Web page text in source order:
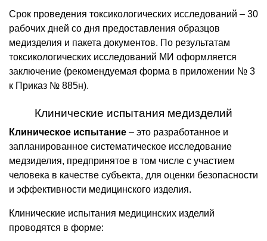
Срок проведения токсикологических исследований – 30
рабочих дней со дня предоставления образцов
медизделия и пакета документов. По результатам
токсикологических исследований МИ оформляется
заключение (рекомендуемая форма в приложении № 3
к Приказ № 885н).
Клинические испытания медизделий
Клиническое испытание – это разработанное и
запланированное систематическое исследование
медзиделия, предпринятое в том числе с участием
человека в качестве субъекта, для оценки безопасности
и эффективности медицинского изделия.
Клинические испытания медицинских изделий
проводятся в форме: